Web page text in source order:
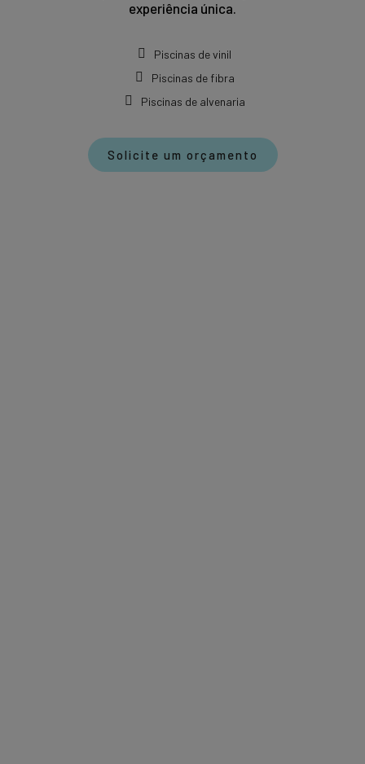
experiência única.
Piscinas de vinil
Piscinas de fibra
Piscinas de alvenaria
Solicite um orçamento